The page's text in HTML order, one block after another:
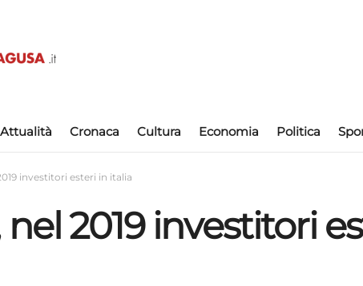
Attualità Cronaca Cultura Economia Politica
investitori esteri in italia
2019 investitori